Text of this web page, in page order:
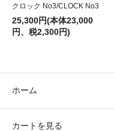
クロック No3/CLOCK No3
25,300円(本体23,000
円、税2,300円)
ホーム
カートを見る